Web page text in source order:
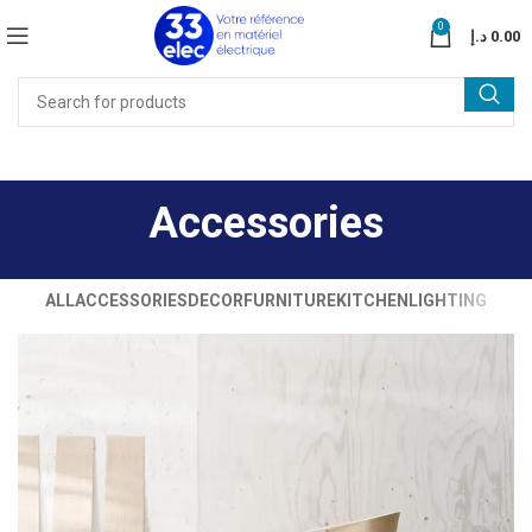
0
0.00 د.إ
Accessories
ALLACCESSORIES DECOR FURNITUREKITCHEN LIGHTING